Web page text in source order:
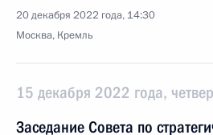
20 декабря 2022 года, 14:30
Москва, Кремль
15 декабря 2022 года,
Заседание Совета по